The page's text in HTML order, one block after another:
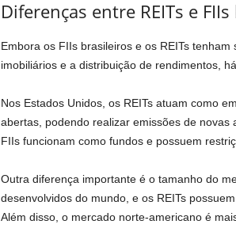
Diferenças entre REITs e
Embora os FIIs brasileiros e os REITs
imobiliários e a distribuição de rendimentos,
Nos Estados Unidos, os REITs atuam como
abertas, podendo realizar emissões de
FIIs funcionam como fundos e possuem
Outra diferença importante é o tamanho do
desenvolvidos do mundo, e os REITs
Além disso, o mercado norte-americano é